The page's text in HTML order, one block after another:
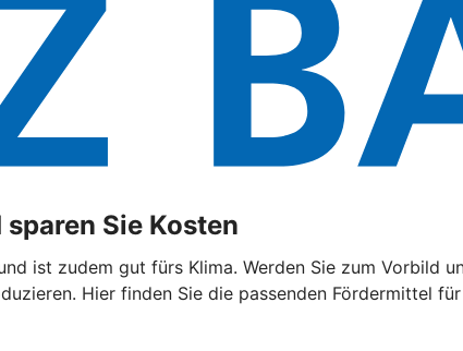
Sie Kosten
ist zudem gut fürs Klima. Werden Sie zum Vorbild
Hier finden Sie die passenden Fördermittel